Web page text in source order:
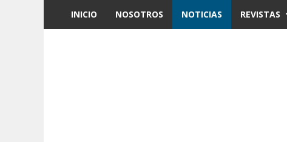
INICIO NOSOTROS NOTICIAS REVISTAS